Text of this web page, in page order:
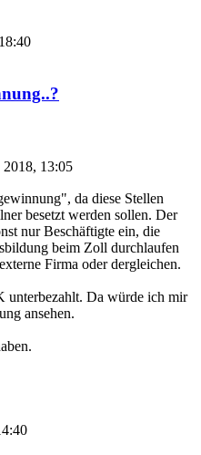
2018, 13:05
da diese Stellen
besetzt werden sollen. Der
nur Beschäftigte ein, die
beim Zoll durchlaufen
Firma oder dergleichen.
Da würde ich mir
ansehen.